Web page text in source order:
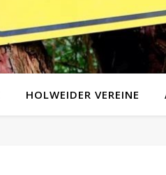
HOLWEIDER VEREINE